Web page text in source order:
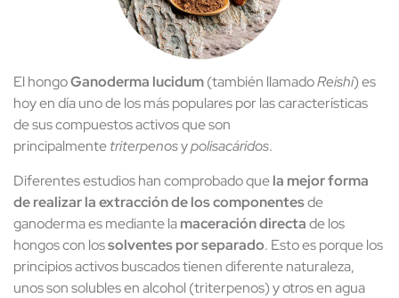
El hongoGanoderma lucidum(también llamadoReishi) es
hoy en día uno de los más populares por las características
de sus compuestos activos que son
principalmentetriterpenosypolisacáridos.
Diferentes estudios han comprobado quela mejor forma
de realizar la extracción de los componentesde
ganoderma es mediante lamaceración directade los
hongos con lossolventes por separado. Esto es porque los
principios activos buscados tienen diferente naturaleza,
unos son solubles en alcohol (triterpenos) y otros en agua